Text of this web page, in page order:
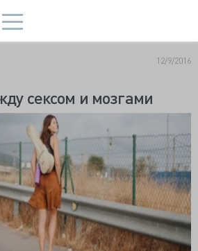
12/9/2016
сексом и мозгами